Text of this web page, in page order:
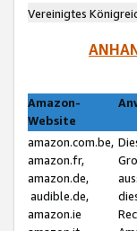
Vereinigtes
Amazon-
Website
amazon.com.be,
amazon.fr,
amazon.de,
audible.de,
amazon.ie